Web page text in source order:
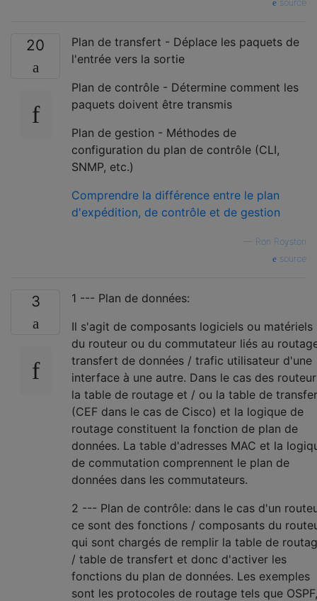
source
20
Plan de transfert - Déplace les paquets de
l'entrée vers la sortie
Plan de contrôle - Détermine comment les
paquets doivent être transmis
Plan de gestion - Méthodes de
configuration du plan de contrôle (CLI,
SNMP, etc.)
Comprendre la différence entre le plan
d'expédition, de contrôle et de gestion
Ron Royston
source
3
1 --- Plan de données:
Il s'agit de composants logiciels ou matériels
du routeur ou du commutateur liés au
transfert de données / trafic utilisateur d'une
interface à une autre. Dans le cas des
la table de routage et / ou la table de
(CEF dans le cas de Cisco) et la logique de
routage constituent la fonction de plan de
données. La table d'adresses MAC et la
de commutation comprennent le plan de
données dans les commutateurs.
2 --- Plan de contrôle: dans le cas d'un
ce sont des fonctions / composants du
qui sont chargés de remplir la table de
/ table de transfert et donc d'activer les
fonctions du plan de données. Les exemples
sont les protocoles de routage tels que OSPF,